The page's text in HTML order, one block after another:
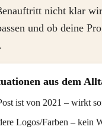
nicht klar
und ob deine
aus dem
ist von 2021 – wirkt
Logos/Farben – kein